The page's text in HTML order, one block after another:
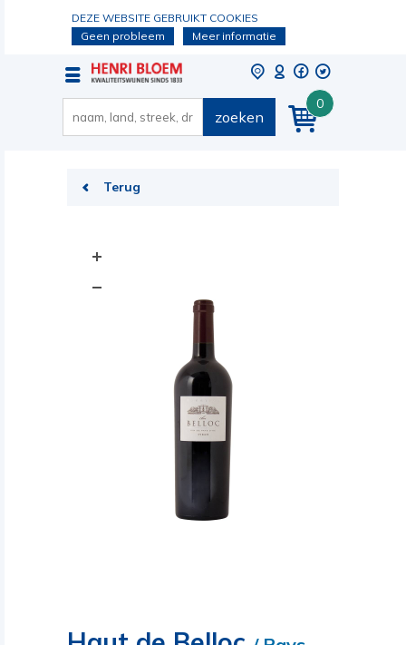
DEZE WEBSITE GEBRUIKT COOKIES
Geen probleem
Meer informatie
0
zoeken
Terug